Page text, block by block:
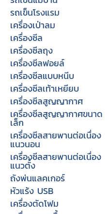
รถเข็นโรงแรม
เครื่องเป่าลม
เครื่องซีล
เครื่องซีลถุง
เครื่องซีลฟอยล์
เครื่องซีลแบบหนีบ
เครื่องซีลเท้าเหยียบ
เครื่องซีลสูญญากาศ
เครื่องซีลสูญญากาศขนาด
เล็ก
เครื่องซีลสายพานต่อเนื่อง
แนวนอน
เครื่องซีลสายพานต่อเนื่อง
แนวตั้ง
ถังพ่นแลคเกอร์
หัวแร้ง USB
เครื่องตัดโฟม